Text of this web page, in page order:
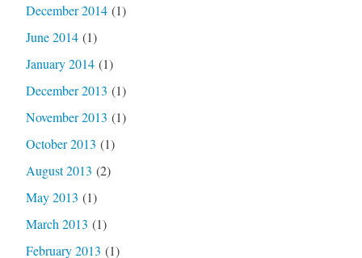
December 2014(1)
June 2014(1)
January 2014(1)
December 2013 (1)
November 2013 (1)
October 2013 (1)
August 2013 (2)
May 2013 (1)
March 2013 (1)
February 2013 (1)